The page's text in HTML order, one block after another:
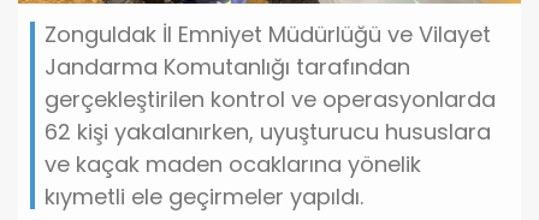
Zonguldak İl Emniyet Müdürlüğü ve Vilayet
Jandarma Komutanlığı tarafından
gerçekleştirilen kontrol ve operasyonlarda
62 kişi yakalanırken, uyuşturucu hususlara
ve kaçak maden ocaklarına yönelik
kıymetli ele geçirmeler yapıldı.